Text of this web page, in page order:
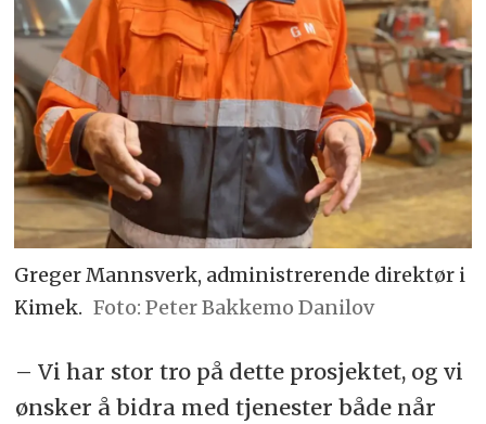
Greger Mannsverk, administrerende direktør i
Kimek.
Peter Bakkemo Danilov
– Vi har stor tro på dette prosjektet, og vi
ønsker å bidra med tjenester både når